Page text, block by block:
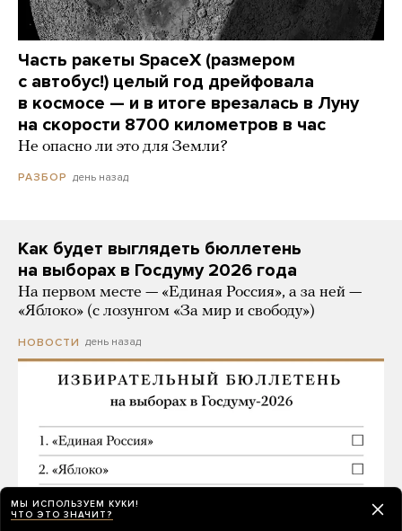
Часть ракеты SpaceX (размером
с автобус!) целый год дрейфовала
в космосе — и в итоге врезалась в Луну
на скорости 8700 километров в час
Не опасно ли это для Земли?
РАЗБОР день назад
Как будет выглядеть бюллетень
на выборах в Госдуму 2026 года
На первом месте — «Единая Россия», а за ней —
«Яблоко» (с лозунгом «За мир и свободу»)
НОВОСТИ день назад
МЫ ИСПОЛЬЗУЕМ КУКИ!
ЧТО ЭТО ЗНАЧИТ?